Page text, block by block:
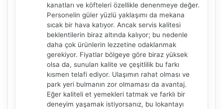
kanatları ve köfteleri özellikle denenmeye değer.
Personelin güler yüzlü yaklaşımı da mekana
sıcak bir hava katıyor. Ancak servis kalitesi
beklentilerin biraz altında kalıyor; bu nedenle
daha çok ürünlerin lezzetine odaklanmak
gerekiyor. Fiyatlar bölgeye göre biraz yüksek
olsa da, sunulan kalite ve çeşitlilik bu farkı
kısmen telafi ediyor. Ulaşımın rahat olması ve
park yeri bulmanın zor olmaması da avantaj.
Eğer kaliteli et yemekleri tatmak ve farklı bir
deneyim yaşamak istiyorsanız, bu lokantayı